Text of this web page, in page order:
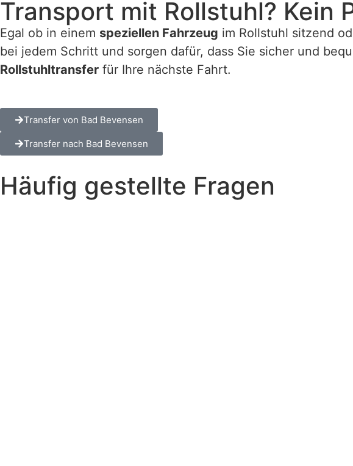
Transport mit Rollstuhl? Kein
Egal ob in einem speziellen Fahrzeug im Rollstuhl sitzend
bei jedem Schritt und sorgen dafür, dass Sie sicher und
Rollstuhltransfer für Ihre nächste Fahrt.
Transfer von Bad Bevensen
Transfer nach Bad Bevensen
Häufig gestellte Fragen